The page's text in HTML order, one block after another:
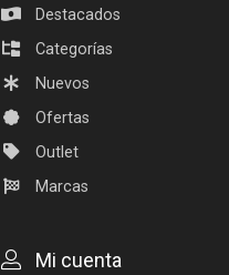
Destacados
Categorías
Nuevos
Ofertas
Outlet
Marcas
Mi cuenta